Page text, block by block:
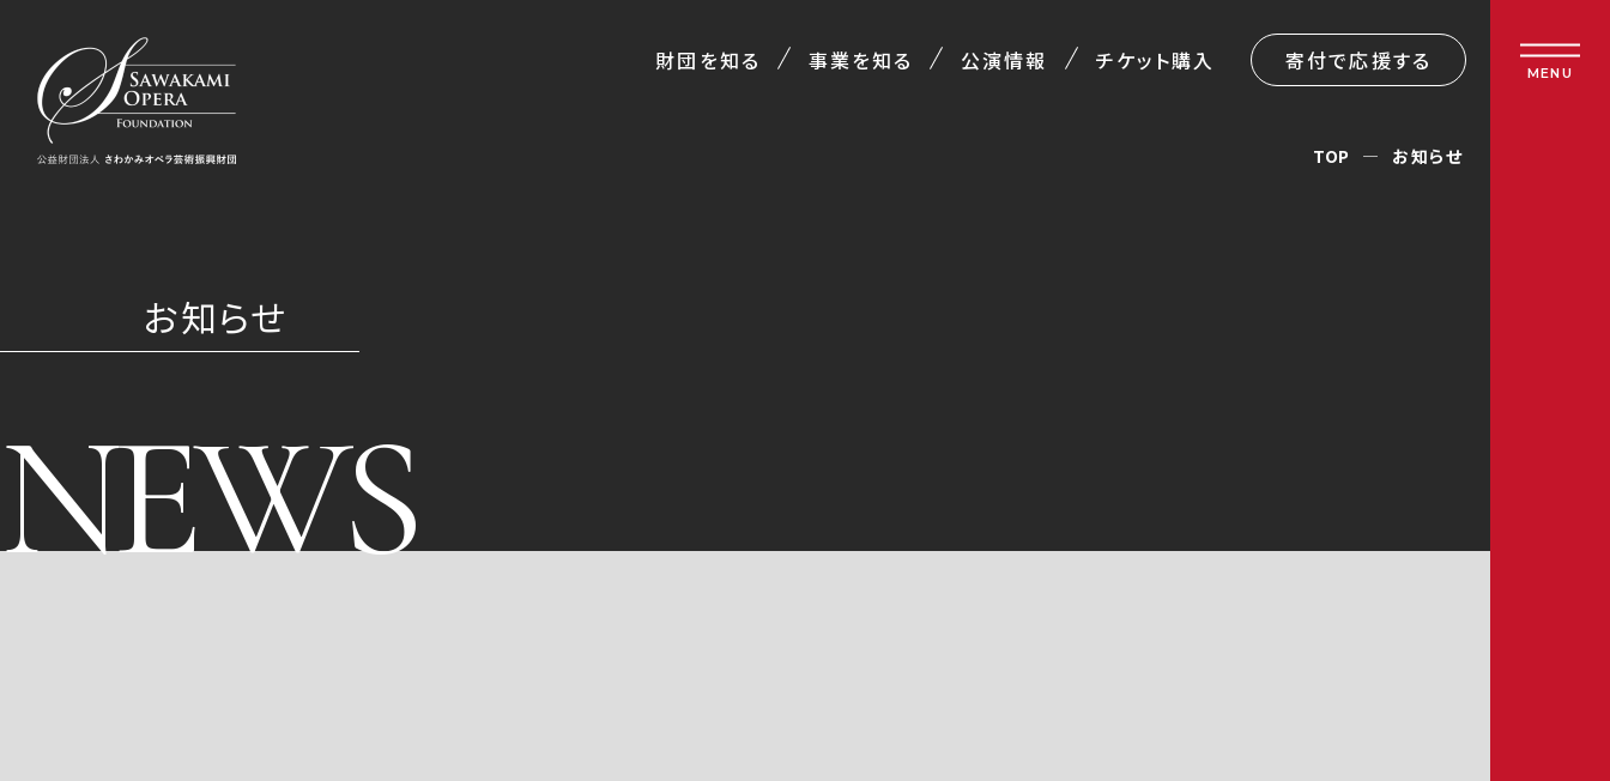
財団を知る 事業を知る 公演情報 チケット購入 寄付で応援する MENU
お知らせ
NEWS
TOP お知らせ